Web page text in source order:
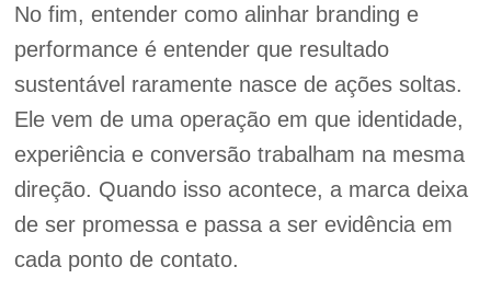
No fim, entender como alinhar branding e
performance é entender que resultado
sustentável raramente nasce de ações soltas.
Ele vem de uma operação em que identidade,
experiência e conversão trabalham na mesma
direção. Quando isso acontece, a marca deixa
de ser promessa e passa a ser evidência em
cada ponto de contato.